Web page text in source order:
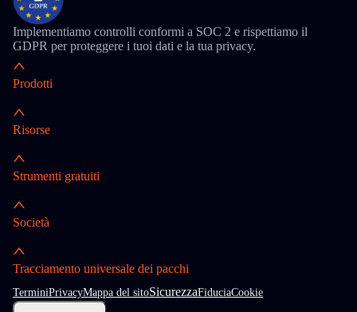
Implementiamo controlli conformi a SOC 2 e rispettiamo il
GDPR per proteggere i tuoi dati e la tua privacy.
Prodotti
Risorse
Strumenti gratuiti
Società
Tracciamento universale dei pacchi
TerminiPrivacyMappa del sitoSicurezzaFiduciaCookie